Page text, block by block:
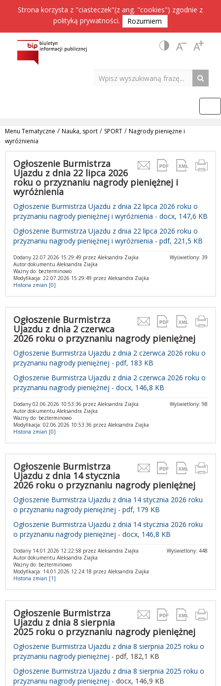
Strona korzysta z "ciasteczek"(z ang. "cookies") zgodnie z
polityką prywatności. Rozumiem
Menu Tematyczne / Nauka, sport / SPORT / Nagrody pieniężne i
wyróżnienia
Ogłoszenie Burmistrza
Ujazdu z dnia 22 lipca 2026
roku o przyznaniu nagrody pieniężnej i
wyróżnienia
Ogłoszenie Burmistrza Ujazdu z dnia 22 lipca 2026 roku o
przyznaniu nagrody pieniężnej i wyróżnienia - docx, 147,6 KB
Ogłoszenie Burmistrza Ujazdu z dnia 22 lipca 2026 roku o
przyznaniu nagrody pieniężnej i wyróżnienia - pdf, 221,5 KB
Wyświetlony: 39
Dodany 22.07.2026 15:29:49 przez Aleksandra Ziajka
Autor dokumentu Aleksandra Ziajka
Ważny do: bezterminowo
Modyfikacja: 22.07.2026 15:29:49 przez Aleksandra Ziajka
Historia zmian [0]
Ogłoszenie Burmistrza
Ujazdu z dnia 2 czerwca
2026 roku o przyznaniu nagrody pieniężnej
Ogłoszenie Burmistrza Ujazdu z dnia 2 czerwca 2026 roku o
przyznaniu nagrody pieniężnej - pdf, 183 KB
Ogłoszenie Burmistrza Ujazdu z dnia 2 czerwca 2026 roku o
przyznaniu nagrody pieniężnej - docx, 146,8 KB
Wyświetlony: 98
Dodany 02.06.2026 10:53:36 przez Aleksandra Ziajka
Autor dokumentu Aleksandra Ziajka
Ważny do: bezterminowo
Modyfikacja: 02.06.2026 10:53:36 przez Aleksandra Ziajka
Historia zmian [0]
Ogłoszenie Burmistrza
Ujazdu z dnia 14 stycznia
2026 roku o przyznaniu nagrody pieniężnej
Ogłoszenie Burmistrza Ujazdu z dnia 14 stycznia 2026 roku
o przyznaniu nagrody pieniężnej - pdf, 179 KB
Ogłoszenie Burmistrza Ujazdu z dnia 14 stycznia 2026 roku
o przyznaniu nagrody pieniężnej - docx, 146,8 KB
Wyświetlony: 448
Dodany 14.01.2026 12:22:58 przez Aleksandra Ziajka
Autor dokumentu Aleksandra Ziajka
Ważny do: bezterminowo
Modyfikacja: 14.01.2026 12:24:18 przez Aleksandra Ziajka
Historia zmian [1]
Ogłoszenie Burmistrza
Ujazdu z dnia 8 sierpnia
2025 roku o przyznaniu nagrody pieniężnej
Ogłoszenie Burmistrza Ujazdu z dnia 8 sierpnia 2025 roku o
przyznaniu nagrody pieniężnej - pdf, 182,1 KB
Ogłoszenie Burmistrza Ujazdu z dnia 8 sierpnia 2025 roku o
przyznaniu nagrody pieniężnej - docx, 146,9 KB